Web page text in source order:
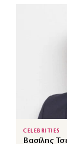
CELEBRITIES
Βασίλης